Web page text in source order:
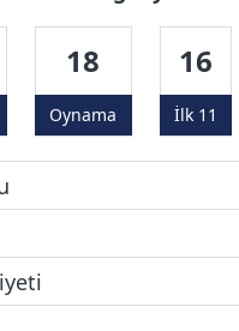
18
Oynama
16
İlk 11